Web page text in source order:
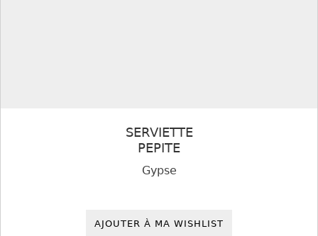
SERVIETTE
PEPITE
Gypse
AJOUTER À MA WISHLIST